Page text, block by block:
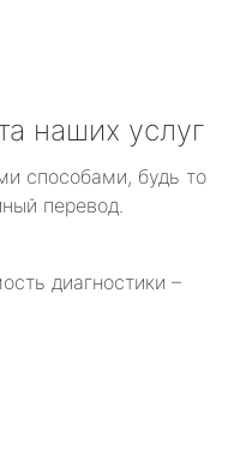
наших услуг
способами, будь то
перевод.
диагностики –